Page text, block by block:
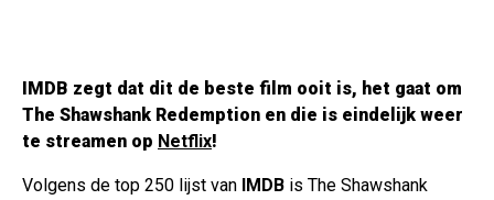
IMDB zegt dat dit de beste film ooit is, het gaat om
The Shawshank Redemption en die is eindelijk weer
te streamen op Netflix!
Volgens de top 250 lijst van IMDB is The Shawshank